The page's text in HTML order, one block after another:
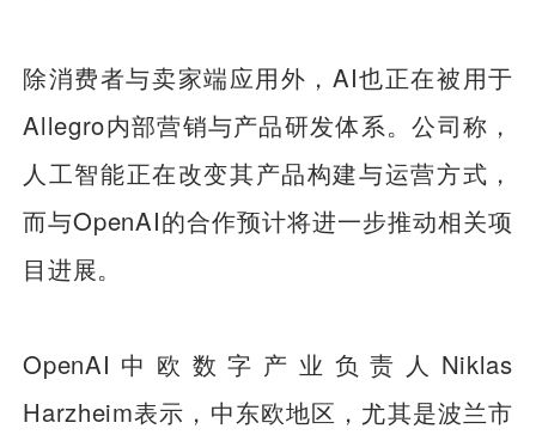
除消费者与卖家端应用外，AI也正在被用于
Allegro内部营销与产品研发体系。公司称，
人工智能正在改变其产品构建与运营方式，
而与OpenAI的合作预计将进一步推动相关项
目进展。
OpenAI中欧数字产业负责人Niklas
Harzheim表示，中东欧地区，尤其是波兰市